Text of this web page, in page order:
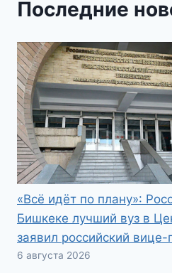
Последние
«Всё идёт по плану»:
Бишкеке лучший вуз в
заявил российский
6 августа 2026